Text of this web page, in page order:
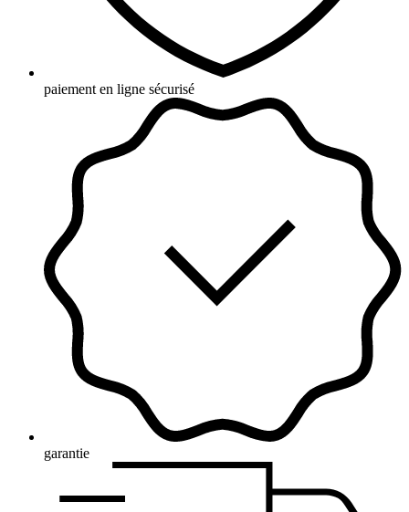
paiement en ligne sécurisé
garantie